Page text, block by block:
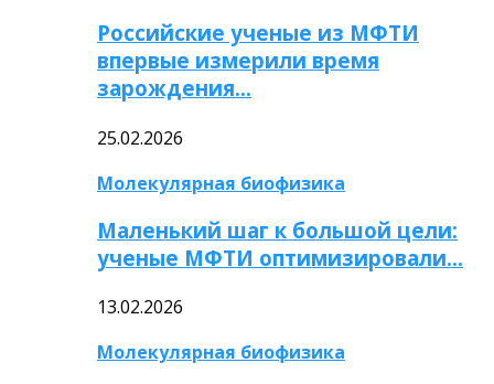
Российские ученые из МФТИ
впервые измерили время
зарождения…
25.02.2026
Молекулярная биофизика
Маленький шаг к большой цели:
ученые МФТИ оптимизировали…
13.02.2026
Молекулярная биофизика